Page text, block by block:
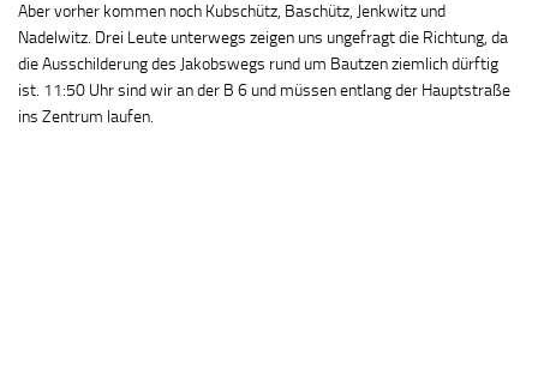
Aber vorher kommen noch Kubschütz, Baschütz, Jenkwitz und
Nadelwitz. Drei Leute unterwegs zeigen uns ungefragt die Richtung, da
die Ausschilderung des Jakobswegs rund um Bautzen ziemlich dürftig
ist. 11:50 Uhr sind wir an der B 6 und müssen entlang der Hauptstraße
ins Zentrum laufen.